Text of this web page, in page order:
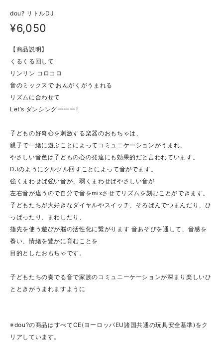
dou? リトルDJ
¥6,050
【商品説明】
くるくる回して
リンリン コロコロ
音のミックスで おんがくがうまれる
リズムに合わせて
Let’s ダンシングーーー!
子どもの好奇心を刺激する楽器のおもちゃは、
親子で一緒に遊ぶことによってコミュニケーションがうまれ、
やさしい音色は子どもの心の発達にも効果的だと言われています。
DJのようにクルクル回すことによって音がでます。
強くまわせば強い音が、弱くまわせばやさしい音が
左右音が違うので自分で音をmixさせてリズムを刻むことができます。
子どもたちが大好きなダイヤルやスイッチ、そろばんでつまんだり、ひ
っぱったり、まわしたり、
指先を使う遊びが脳の活性化に繋がります 音あそびを通して、音感を
養い、情緒を豊かに育むことを
目的としたおもちゃです。
子どもたちの奏でる音で家族のコミュニーケーションが深まり楽しいひ
とときがうまれますように
※dou?の商品はすべてCE(ヨーロッパEU諸国共通の玩具安全基準)をク
リアしています。